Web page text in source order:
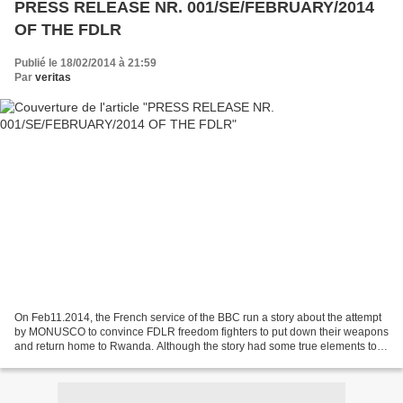
PRESS RELEASE NR. 001/SE/FEBRUARY/2014
OF THE FDLR
Publié le 18/02/2014 à 21:59
Par veritas
On Feb11.2014, the French service of the BBC run a story about the attempt
by MONUSCO to convince FDLR freedom fighters to put down their weapons
and return home to Rwanda. Although the story had some true elements to it,